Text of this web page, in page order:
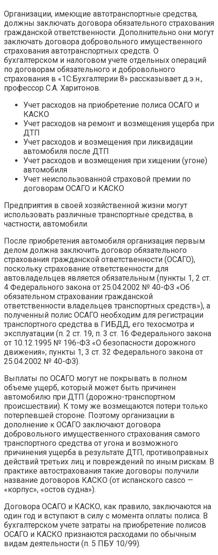
Организации, имеющие автотранспортные средства,
должны заключать договора обязательного страхования
гражданской ответственности. Дополнительно они могут
заключать договора добровольного имущественного
страхования автотранспортных средств. О
бухгалтерском и налоговом учете отдельных операций
по договорам обязательного и добровольного
страхования в «1С:Бухгалтерии 8» рассказывает д.э.н.,
профессор С.А. Харитонов.
Учет расходов на приобретение полиса ОСАГО и
КАСКО
Учет расходов на ремонт и возмещения ущерба при
ДТП
Учет расходов и возмещения при ликвидации
автомобиля после ДТП
Учет расходов и возмещения при хищении (угоне)
автомобиля
Учет неиспользованной страховой премии по
договорам ОСАГО и КАСКО
Предприятия в своей хозяйственной жизни могут
использовать различные транспортные средства, в
частности, автомобили.
После приобретения автомобиля организация первым
делом должна заключить договор обязательного
страхования гражданской ответственности (ОСАГО),
поскольку страхование ответственности для
автовладельцев является обязательным (пункты 1, 2 ст.
4 Федерального закона от 25.04.2002 № 40-ФЗ «Об
обязательном страховании гражданской
ответственности владельцев транспортных средств»), а
полученный полис ОСАГО необходим для регистрации
транспортного средства в ГИБДД, его техосмотра и
эксплуатации (п. 2 ст. 19, п. 3 ст. 16 Федерального закона
от 10.12.1995 № 196-ФЗ «О безопасности дорожного
движения»; пункты 1, 3 ст. 32 Федерального закона от
25.04.2002 № 40-ФЗ).
Выплаты по ОСАГО могут не покрывать в полном
объеме ущерб, который может быть причинен
автомобилю при ДТП (дорожно-транспортном
происшествии). К тому же возмещаются потери только
потерпевшей стороне. Поэтому организации в
дополнение к ОСАГО заключают договора
добровольного имущественного страхования самого
транспортного средства от угона и возможного
причинения ущерба в результате ДТП, противоправных
действий третьих лиц и повреждений по иным рискам. В
практике автострахования такие договоры получили
название договоров КАСКО (от испанского casco —
«корпус», «остов судна»).
Договора ОСАГО и КАСКО, как правило, заключаются на
один год и вступают в силу с момента оплаты полиса. В
бухгалтерском учете затраты на приобретение полисов
ОСАГО и КАСКО признаются расходами по обычным
видам деятельности (п. 5 ПБУ 10/99).